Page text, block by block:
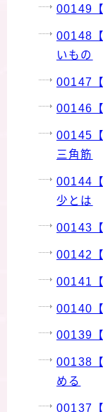
00149
00148
いもの
00147
00146
00145
三角筋
00144
少とは
00143
00142
00141
00140
00139
00138
める
00137